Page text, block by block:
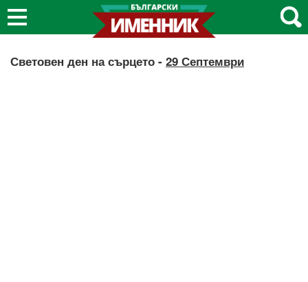
Световен ден на сърцето - 29 Септември